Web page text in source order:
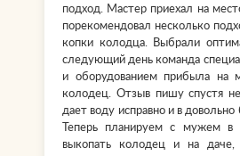
подход. Мастер приехал на
порекомендовал несколько
копки колодца. Выбрали
следующий день команда
и оборудованием прибыла на
колодец. Отзыв пишу спустя
дает воду исправно и в
Теперь планируем с мужем
выкопать колодец и на